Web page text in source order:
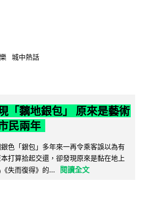
城中熱話
「黐地銀包」 原來是藝術
民兩年
色「銀包」多年來一再令乘客誤以為有
打算拾起交還，卻發現原來是黏在地上
失而復得》的...
閱讀全文